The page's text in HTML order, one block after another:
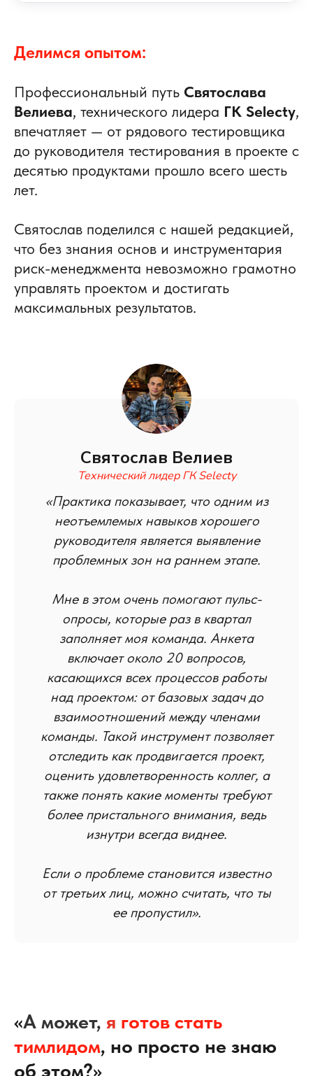
Делимся опытом:
Профессиональный путь Святослава
Велиева, технического лидера ГК Selecty,
впечатляет — от рядового тестировщика
до руководителя тестирования в проекте с
десятью продуктами прошло всего шесть
лет.
Святослав поделился с нашей редакцией,
что без знания основ и инструментария
риск-менеджмента невозможно грамотно
управлять проектом и достигать
максимальных результатов.
Святослав Велиев
Технический лидер ГК Selecty
«Практика показывает, что одним из
неотъемлемых навыков хорошего
руководителя является выявление
проблемных зон на раннем этапе.
Мне в этом очень помогают пульс-
опросы, которые раз в квартал
заполняет моя команда. Анкета
включает около 20 вопросов,
касающихся всех процессов работы
над проектом: от базовых задач до
взаимоотношений между членами
команды. Такой инструмент позволяет
отследить как продвигается проект,
оценить удовлетворенность коллег, а
также понять какие моменты требуют
более пристального внимания, ведь
изнутри всегда виднее.
Если о проблеме становится известно
от третьих лиц, можно считать, что ты
ее пропустил».
«А может, я готов стать
тимлидом, но просто не знаю
об этом?»